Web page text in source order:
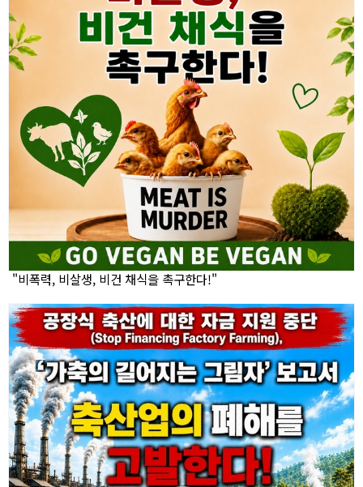
"비폭력, 비살생, 비건 채식을 촉구한다!"